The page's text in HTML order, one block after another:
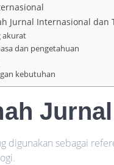
Jurnal Internasional dan
akurat
dan pengetahuan
kebutuhan
digunakan sebagai